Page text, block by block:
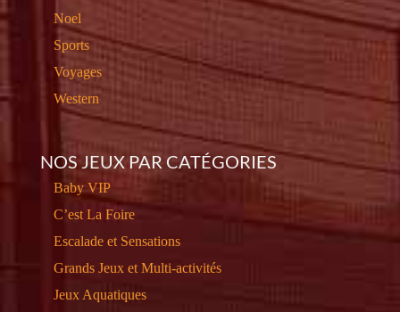
Noel
Sports
Voyages
Western
NOS JEUX PAR CATÉGORIES
Baby VIP
C’est La Foire
Escalade et Sensations
Grands Jeux et Multi-activités
Jeux Aquatiques